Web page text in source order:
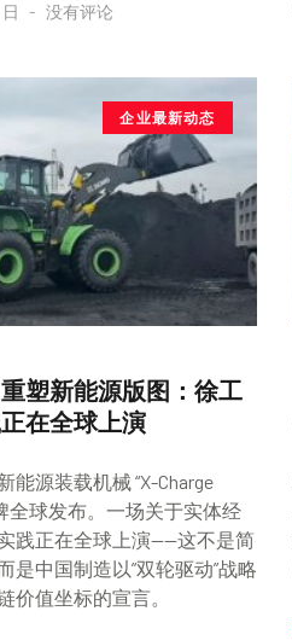
没有评论
企业最新动态
塑新能源版图：徐工
在全球上演
能源装载机械 “X-Charge
全球发布。一场关于实体经
践正在全球上演——这不是简
是中国制造以”双轮驱动”战略
价值坐标的宣言。